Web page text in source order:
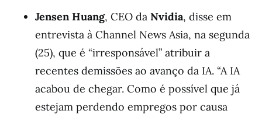
Jensen Huang, CEO da Nvidia, disse em
entrevista à Channel News Asia, na segunda
(25), que é “irresponsável” atribuir a
recentes demissões ao avanço da IA. “A IA
acabou de chegar. Como é possível que já
estejam perdendo empregos por causa